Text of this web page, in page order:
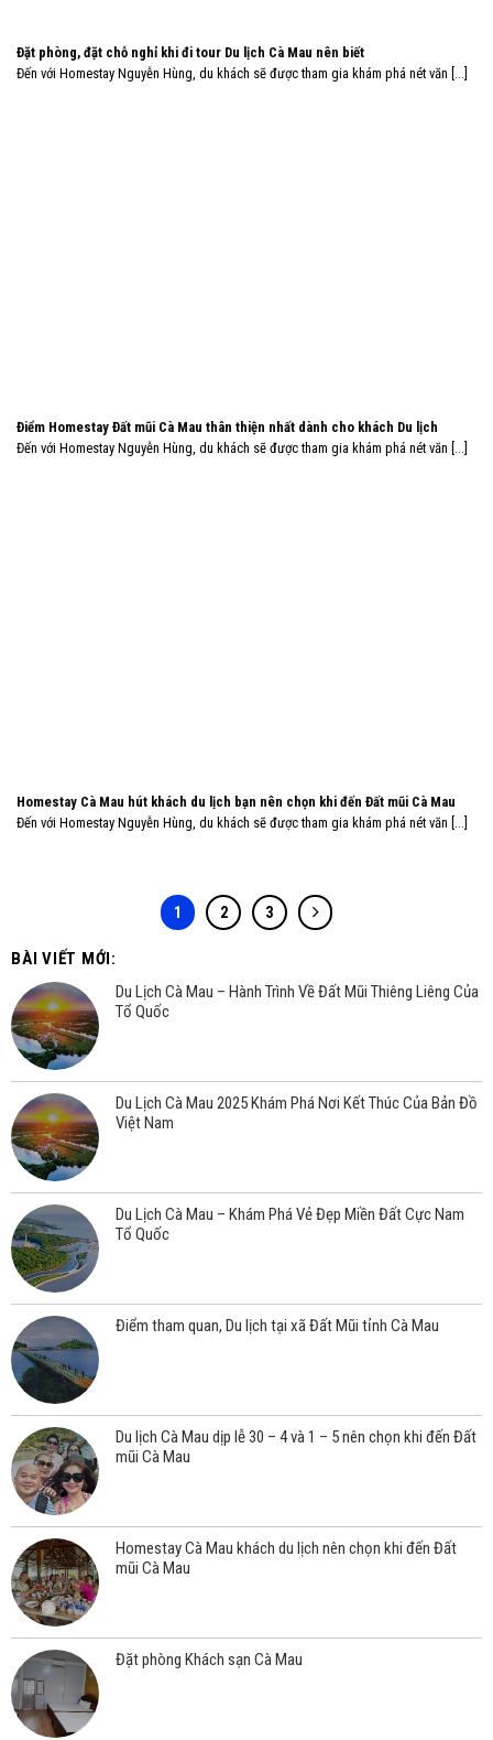
Đặt phòng, đặt chỗ nghỉ khi đi tour Du lịch Cà Mau nên biết
Đến với Homestay Nguyễn Hùng, du khách sẽ được tham gia khám phá nét văn [...]
Điểm Homestay Đất mũi Cà Mau thân thiện nhất dành cho khách Du lịch
Đến với Homestay Nguyễn Hùng, du khách sẽ được tham gia khám phá nét văn [...]
Homestay Cà Mau hút khách du lịch bạn nên chọn khi đến Đất mũi Cà Mau
Đến với Homestay Nguyễn Hùng, du khách sẽ được tham gia khám phá nét văn [...]
1 2 3
BÀI VIẾT MỚI:
Du Lịch Cà Mau – Hành Trình Về Đất Mũi Thiêng Liêng Của
Tổ Quốc
Du Lịch Cà Mau 2025 Khám Phá Nơi Kết Thúc Của Bản Đồ
Việt Nam
Du Lịch Cà Mau – Khám Phá Vẻ Đẹp Miền Đất Cực Nam
Tổ Quốc
Điểm tham quan, Du lịch tại xã Đất Mũi tỉnh Cà Mau
Du lịch Cà Mau dịp lễ 30 – 4 và 1 – 5 nên chọn khi đến Đất
mũi Cà Mau
Homestay Cà Mau khách du lịch nên chọn khi đến Đất
mũi Cà Mau
Đặt phòng Khách sạn Cà Mau